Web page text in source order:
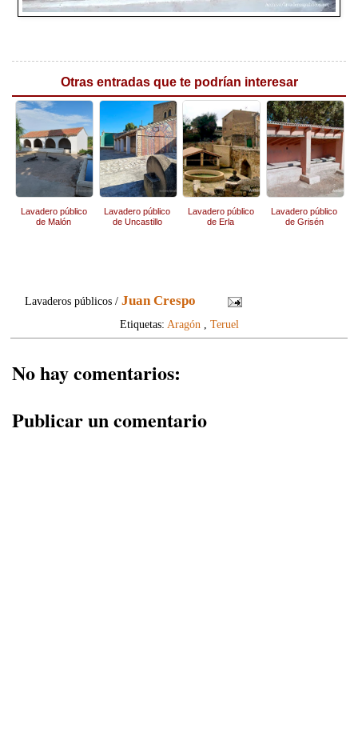
Otras entradas que te podrían interesar
Lavadero público
de Malón
Lavadero público
de Uncastillo
Lavadero público
de Erla
Lavadero público
de Grisén
Lavaderos públicos /Juan Crespo
Etiquetas: Aragón, Teruel
No hay comentarios:
Publicar un comentario